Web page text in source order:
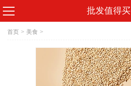
批发值得买
首页 > 美食 >